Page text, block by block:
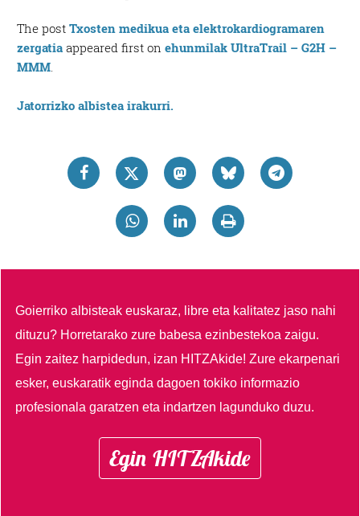
The postTxosten medikua eta elektrokardiogramaren
zergatia appeared first onehunmilak UltraTrail – G2H –
MMM.
Jatorrizko albistea irakurri.
Goierriko albisteak euskaraz, libre eta kalitatez jaso nahi
dituzu? Horretarako zure babesa ezinbestekoa zaigu.
Egin zaitez harpidedun, izan HITZAkide!Zure ekarpenari
esker, euskaratik eginda dagoen tokiko informazio
profesionala garatzen eta indartzen lagunduko duzu.
Egin HITZAkide